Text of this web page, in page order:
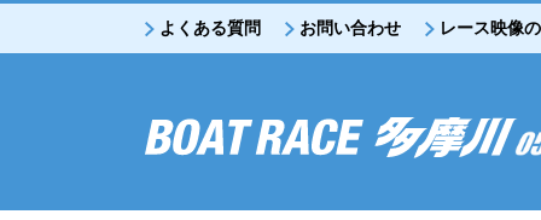
よくある質問 お問い合わせ レース映像